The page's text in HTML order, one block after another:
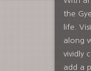
the
life.
along
vividly
add a